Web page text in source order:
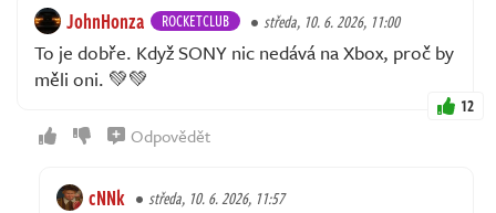
JohnHonza ROCKETCLUB středa, 10. 6. 2026, 11:00
To je dobře. Když SONY nic nedává na Xbox, proč by
měli oni. 💚💚
12
Odpovědět
cNNk středa, 10. 6. 2026, 11:57